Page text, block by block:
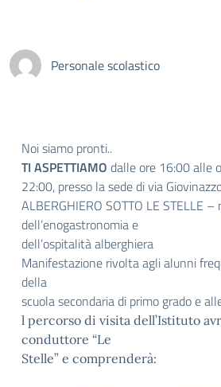
Personale scolastico
Noi siamo pronti..
TI ASPETTIAMO dalle ore 16:00 alle
22:00, presso la sede di via
ALBERGHIERO SOTTO LE STELLE
dell’enogastronomia e
dell’ospitalità alberghiera
Manifestazione rivolta agli alunni
della
scuola secondaria di primo grado e
l percorso di visita dell’Istituto
conduttore “Le
Stelle” e comprenderà: